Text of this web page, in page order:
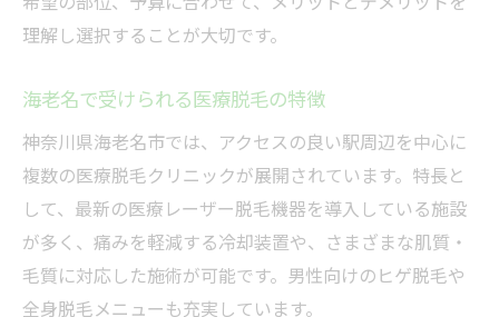
理解し選択することが大切です。
海老名で受けられる医療脱毛の特徴
神奈川県海老名市では、アクセスの良い駅周辺を中心に
複数の医療脱毛クリニックが展開されています。特長と
して、最新の医療レーザー脱毛機器を導入している施設
が多く、痛みを軽減する冷却装置や、さまざまな肌質・
毛質に対応した施術が可能です。男性向けのヒゲ脱毛や
全身脱毛メニューも充実しています。